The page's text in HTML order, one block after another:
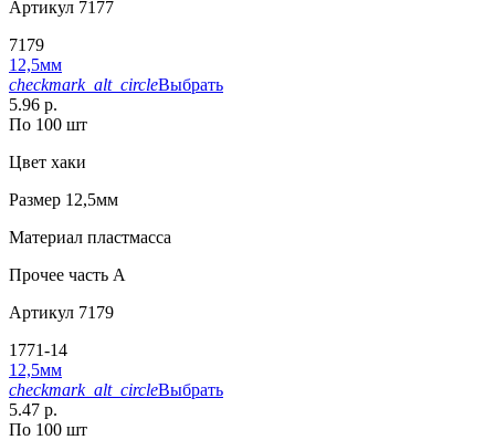
Артикул 7177
7179
12,5мм
checkmark_alt_circleВыбрать
5.96 р.
По 100 шт
Цвет хаки
Размер 12,5мм
Материал пластмасса
Прочее часть A
Артикул 7179
1771-14
12,5мм
checkmark_alt_circleВыбрать
5.47 р.
По 100 шт